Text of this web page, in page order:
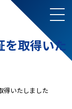
取得いた
得いたしました